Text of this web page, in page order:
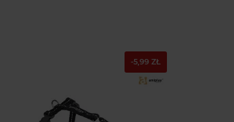
-5,99 ZŁ